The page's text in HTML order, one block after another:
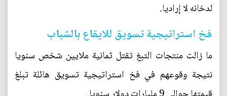
لدخانه لا إراديا.
فخ استراتيجية تسويق للايقاع بالشباب
ما زالت منتجات التبغ تقتل ثمانية ملايين شخص سنويا
نتيجة وقوعهم في فخ استراتيجية تسويق هائلة تبلغ